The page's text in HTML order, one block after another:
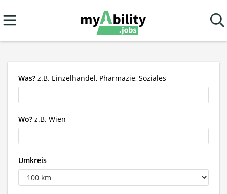
Was? z.B. Einzelhandel, Pharmazie, Soziales
Wo? z.B. Wien
Umkreis